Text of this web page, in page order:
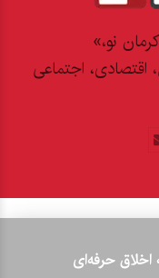
نو،»
اقتصادی، اجتماعی
اخلاق حرفه‌ای